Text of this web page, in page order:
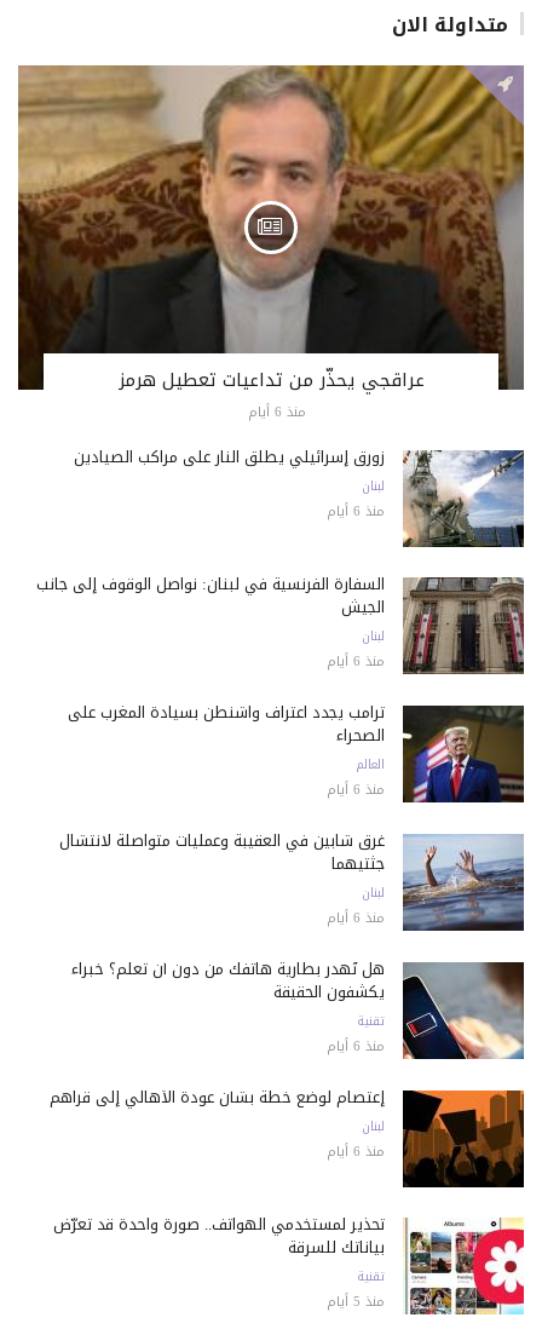
متداولة الان
عراقجي يحذّر من تداعيات تعطيل هرمز
منذ 6 أيام
زورق إسرائيلي يطلق النار على مراكب الصيادين
لبنان
منذ 6 أيام
السفارة الفرنسية في لبنان: نواصل الوقوف إلى جانب
الجيش
لبنان
منذ 6 أيام
ترامب يجدد اعتراف واشنطن بسيادة المغرب على
الصحراء
العالم
منذ 6 أيام
غرق شابين في العقيبة وعمليات متواصلة لانتشال
جثتيهما
لبنان
منذ 6 أيام
هل تُهدر بطارية هاتفك من دون أن تعلم؟ خبراء
يكشفون الحقيقة
تقنية
منذ 6 أيام
إعتصام لوضع خطة بشأن عودة الأهالي إلى قراهم
لبنان
منذ 6 أيام
تحذير لمستخدمي الهواتف.. صورة واحدة قد تعرّض
بياناتك للسرقة
تقنية
منذ 5 أيام